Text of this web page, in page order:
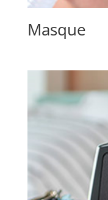
Masque